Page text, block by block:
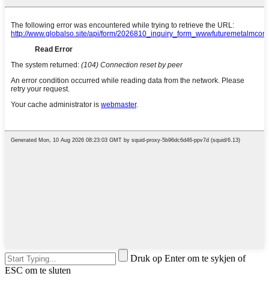
Druk op Enter om te sykjen of
ESC om te sluten